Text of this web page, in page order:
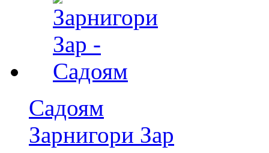
Садоям
Зарнигори Зар